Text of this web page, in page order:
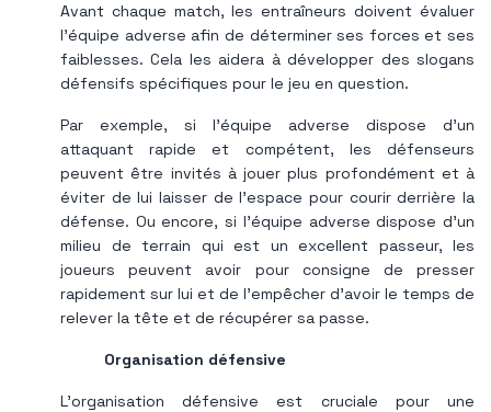
Avant chaque match, les entraîneurs doivent évaluer
l’équipe adverse afin de déterminer ses forces et ses
faiblesses. Cela les aidera à développer des slogans
défensifs spécifiques pour le jeu en question.
Par exemple, si l'équipe adverse dispose d'un
attaquant rapide et compétent, les défenseurs
peuvent être invités à jouer plus profondément et à
éviter de lui laisser de l'espace pour courir derrière la
défense. Ou encore, si l'équipe adverse dispose d'un
milieu de terrain qui est un excellent passeur, les
joueurs peuvent avoir pour consigne de presser
rapidement sur lui et de l'empêcher d'avoir le temps de
relever la tête et de récupérer sa passe.
Organisation défensive
L'organisation défensive est cruciale pour une